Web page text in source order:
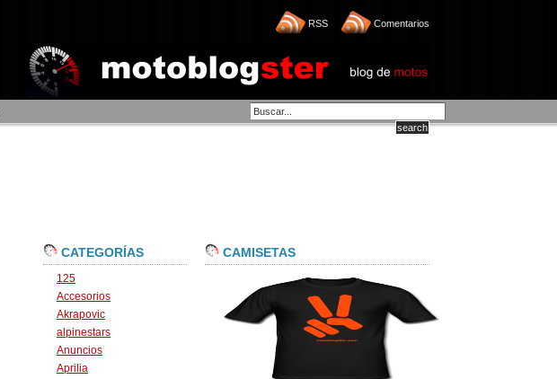
RSS Comentarios
CATEGORÍAS
125
Accesorios
Akrapovic
alpinestars
Anuncios
Aprilia
CAMISETAS